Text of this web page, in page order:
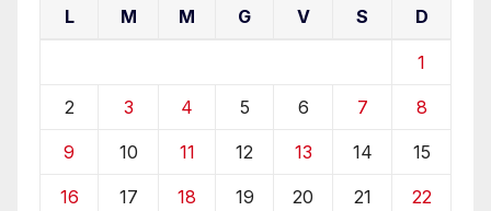
L M M G V S D
1
2 3 4 5 6 7 8
9 10 11 12 13 14 15
16 17 18 19 20 21 22